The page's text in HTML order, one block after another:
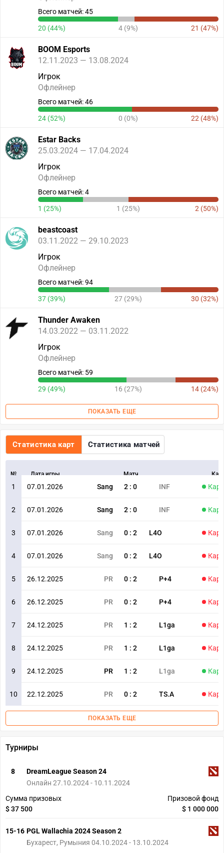
Всего матчей: 45
20 (44%) 4 (9%) 21 (47%)
BOOM Esports
12.11.2023 — 13.08.2024
Игрок
Офлейнер
Всего матчей: 46
24 (52%) 0 (0%) 22 (48%)
Estar Backs
25.03.2024 — 17.04.2024
Игрок
Офлейнер
Всего матчей: 4
1 (25%) 1 (25%) 2 (50%)
beastcoast
03.11.2022 — 29.10.2023
Игрок
Офлейнер
Всего матчей: 94
37 (39%) 27 (29%) 30 (32%)
Thunder Awaken
14.03.2022 — 03.11.2022
Игрок
Офлейнер
Всего матчей: 59
29 (49%) 16 (27%) 14 (24%)
ПОКАЗАТЬ ЕЩЕ
Статистика карт Статистика матчей
№ Дата игры Матч
1 07.01.2026 Sang INF
2 : 0
2 07.01.2026 Sang INF
2 : 0
3 07.01.2026 Sang L4O
0 : 2
4 07.01.2026 Sang L4O
0 : 2
5 26.12.2025 PR P+4
0 : 2
6 26.12.2025 PR P+4
0 : 2
7 24.12.2025 PR L1ga
1 : 2
8 24.12.2025 PR L1ga
1 : 2
9 24.12.2025 PR L1ga
1 : 2
10 22.12.2025 PR TS.A
0 : 2
ПОКАЗАТЬ ЕЩЕ
Турниры
8
DreamLeague Season 24
Онлайн 27.10.2024 - 10.11.2024
Сумма призовых
$ 37 500
Призовой фонд
$ 1 000 000
15-16 PGL Wallachia 2024 Season 2
Бухарест, Румыния 04.10.2024 - 13.10.2024